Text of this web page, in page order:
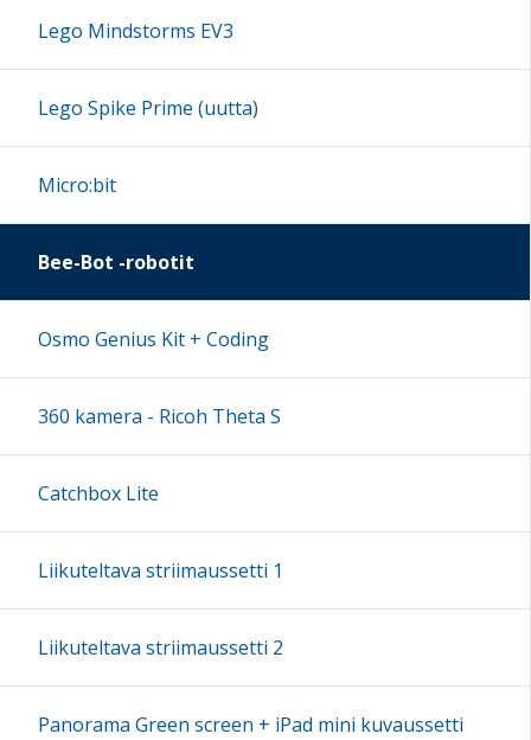
16:00
17:00
18:00
22:00
23:00
Lego Mindstorms EV3
Lego Spike Prime (uutta)
Micro:bit
Bee-Bot -robotit
Osmo Genius Kit + Coding
360 kamera - Ricoh Theta S
Catchbox Lite
Liikuteltava striimaussetti 1
Liikuteltava striimaussetti 2
Panorama Green screen + iPad mini kuvaussetti